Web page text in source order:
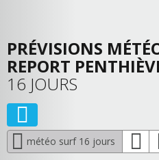
PRÉVISIONS
REPORT
16 JOURS
météo surf 16 jours